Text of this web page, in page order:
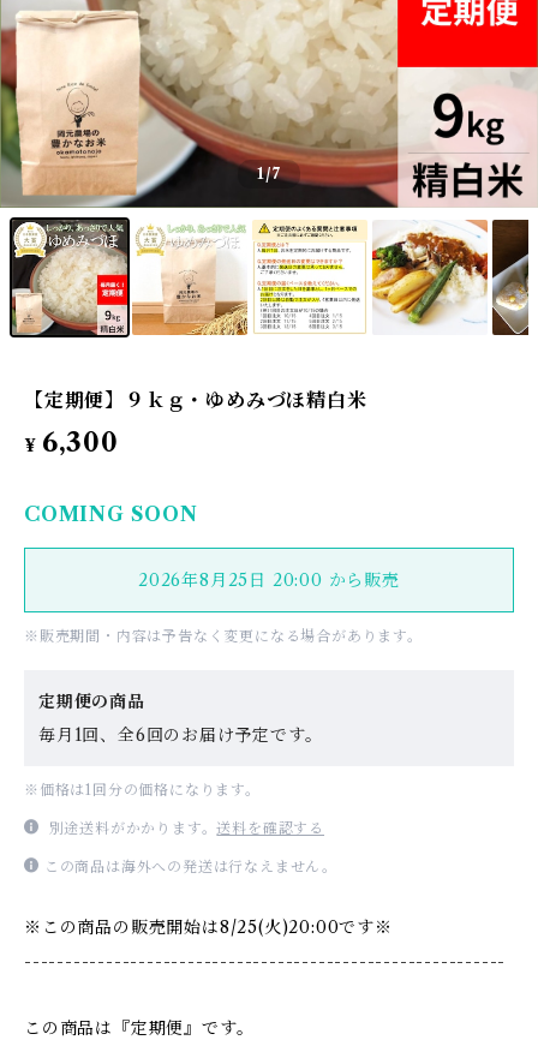
1/7
【定期便】９ｋｇ・ゆめみづほ精白米
¥ 6,300
COMING SOON
2026年8月25日 20:00 から販売
※販売期間・内容は予告なく変更になる場合があります。
定期便の商品
毎月1回、全6回のお届け予定です。
※価格は1回分の価格になります。
別途送料がかかります。送料を確認する
この商品は海外への発送は行なえません。
※この商品の販売開始は8/25(火)20:00です※
-----------------------------------------------------------
この商品は『定期便』です。